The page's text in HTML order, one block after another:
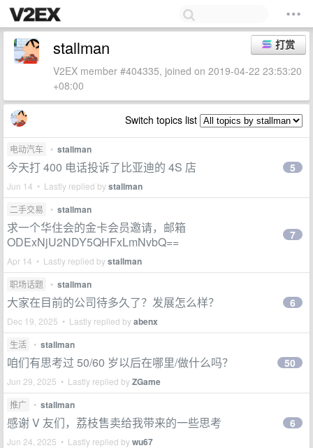
打赏
stallman
V2EX member #404335, joined on 2019-04-22 23:53:20
+08:00
Switch topics list
电动汽车 • stallman
今天打 400 电话投诉了比亚迪的 4S 店
Jun 14 • Lastly replied bystallman
5
二手交易 • stallman
求一个华住会的金卡会员邀请，邮箱
ODExNjU2NDY5QHFxLmNvbQ==
Apr 14 • Lastly replied bystallman
7
职场话题 • stallman
大家在目前的公司待多久了？发展怎么样？
Dec 19, 2025 • Lastly replied byabenx
6
生活 • stallman
咱们有思考过 50/60 岁以后在哪里/做什么吗？
Jun 29, 2025 • Lastly replied byZGame
50
推广 • stallman
感谢 V 友们，荔枝售卖给我带来的一些思考
Jun 24, 2025 • Lastly replied bywu67
6